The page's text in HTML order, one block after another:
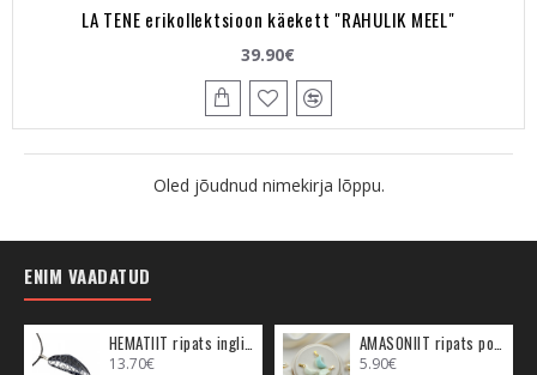
LA TENE erikollektsioon käekett "RAHULIK MEEL"
39.90€
Oled jõudnud nimekirja lõppu.
ENIM VAADATUD
13.70€ 5.90€